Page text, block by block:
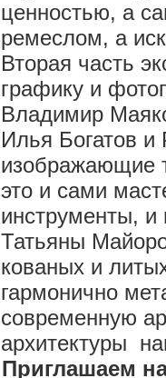
ценностью, а
ремеслом, а
Вторая часть
графику и
Владимир
Илья Богатов
изображающие
это и сами
инструменты,
Татьяны
кованых и
гармонично
современную
архитектуры
Приглашаем